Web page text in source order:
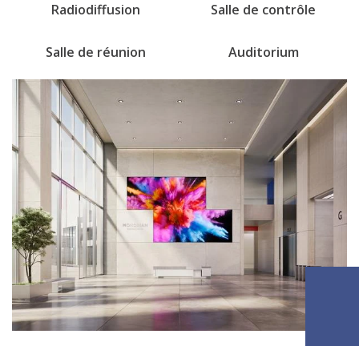
Radiodiffusion Salle de contrôle
Salle de réunion Auditorium